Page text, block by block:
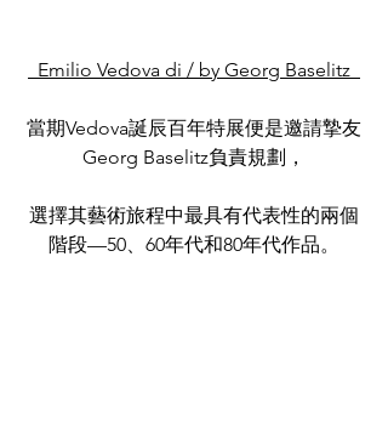
  Emilio Vedova di / by Georg Baselitz
當期Vedova誕辰百年特展便是邀請摯友
Georg Baselitz負責規劃，
選擇其藝術旅程中最具有代表性的兩個
階段—50、60年代和80年代作品。